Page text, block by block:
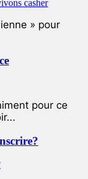
» pour
pour ce